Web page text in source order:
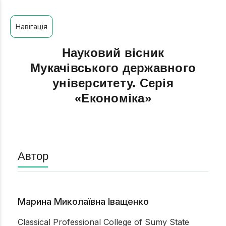
Навігація
Науковий вісник
Мукачівського державного
університету. Серія
«Економіка»
Автор
Марина Миколаївна Іващенко
Classical Professional College of Sumy State